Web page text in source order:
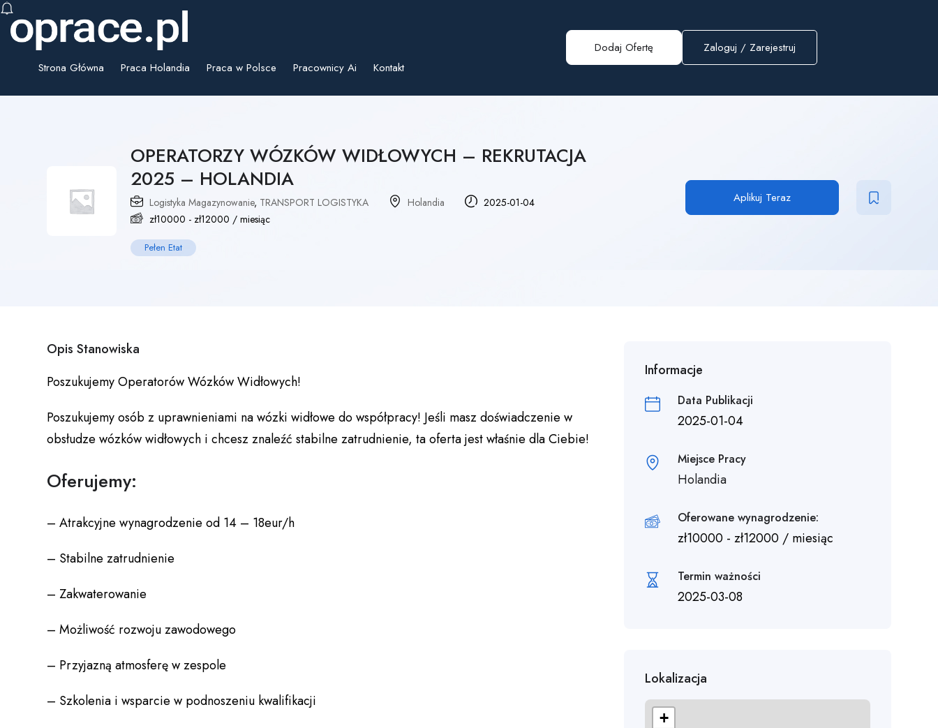
Strona Główna Praca Holandia Praca w Polsce Pracownicy Ai Kontakt
Dodaj Ofertę Zaloguj / Zarejestruj
OPERATORZY WÓZKÓW WIDŁOWYCH – REKRUTACJA
2025 – HOLANDIA
Logistyka Magazynowanie, TRANSPORT LOGISTYKA Holandia
2025-01-04
zł10000 - zł12000 / miesiąc
Pełen Etat
Aplikuj Teraz
Opis Stanowiska
Poszukujemy Operatorów Wózków Widłowych!
Poszukujemy osób z uprawnieniami na wózki widłowe do współpracy! Jeśli masz doświadczenie w
obsłudze wózków widłowych i chcesz znaleźć stabilne zatrudnienie, ta oferta jest właśnie dla Ciebie!
Oferujemy:
– Atrakcyjne wynagrodzenie od 14 – 18eur/h
– Stabilne zatrudnienie
– Zakwaterowanie
– Możliwość rozwoju zawodowego
– Przyjazną atmosferę w zespole
– Szkolenia i wsparcie w podnoszeniu kwalifikacji
Informacje
Data Publikacji
2025-01-04
Miejsce Pracy
Holandia
Oferowane wynagrodzenie:
zł10000- zł12000/ miesiąc
Termin ważności
2025-03-08
Lokalizacja
+